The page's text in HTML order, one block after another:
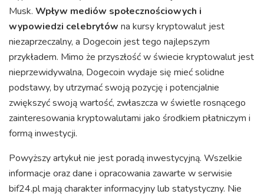
Musk. Wpływ mediów społecznościowych i
wypowiedzi celebrytów na kursy kryptowalut jest
niezaprzeczalny, a Dogecoin jest tego najlepszym
przykładem. Mimo że przyszłość w świecie kryptowalut jest
nieprzewidywalna, Dogecoin wydaje się mieć solidne
podstawy, by utrzymać swoją pozycję i potencjalnie
zwiększyć swoją wartość, zwłaszcza w świetle rosnącego
zainteresowania kryptowalutami jako środkiem płatniczym i
formą inwestycji.
Powyższy artykuł nie jest poradą inwestycyjną. Wszelkie
informacje oraz dane i opracowania zawarte w serwisie
bif24.pl mają charakter informacyjny lub statystyczny. Nie